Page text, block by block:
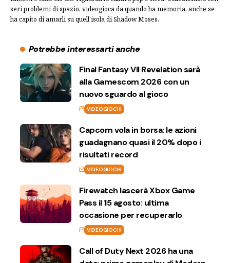
seri problemi di spazio, videogioca da quando ha memoria, anche se
ha capito di amarli su quell'isola di Shadow Moses.
Potrebbe interessarti anche
Final Fantasy VII Revelation sarà
alla Gamescom 2026 con un
nuovo sguardo al gioco
VIDEOGIOCHI
Capcom vola in borsa: le azioni
guadagnano quasi il 20% dopo i
risultati record
VIDEOGIOCHI
Firewatch lascerà Xbox Game
Pass il 15 agosto: ultima
occasione per recuperarlo
VIDEOGIOCHI
Call of Duty Next 2026 ha una